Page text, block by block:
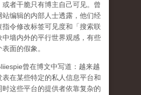
者干脆只有博主自己可见。曾
站编辑的内部人士透露，他们经
指令修改标签可见度和「搜索联
中墙内外的平行世界观感，有些
面的假象。
曾在博文中写道：越来越
表在某些特定的私人信息平台和
时这些平台的提供者依靠复杂的